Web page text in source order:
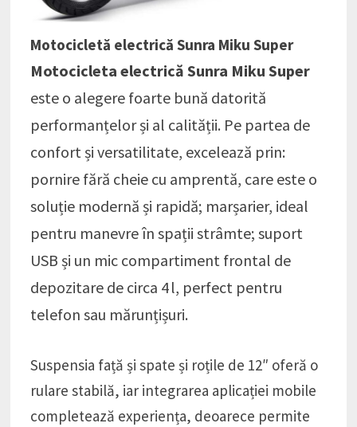
Motocicletă electrică Sunra Miku Super
Motocicleta electrică Sunra Miku Super
este o alegere foarte bună datorită
performanțelor și al calității. Pe partea de
confort și versatilitate, excelează prin:
pornire fără cheie cu amprentă, care este o
soluție modernă și rapidă; marșarier, ideal
pentru manevre în spații strâmte; suport
USB și un mic compartiment frontal de
depozitare de circa 4 l, perfect pentru
telefon sau mărunțișuri.
Suspensia față și spate și roțile de 12″ oferă o
rulare stabilă, iar integrarea aplicației mobile
completează experiența, deoarece permite